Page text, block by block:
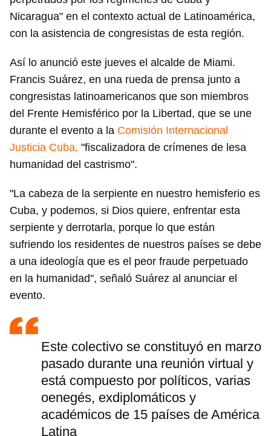
Nicaragua" en el contexto actual de Latinoamérica,
con la asistencia de congresistas de esta región.
Así lo anunció este jueves el alcalde de Miami.
Francis Suárez, en una rueda de prensa junto a
congresistas latinoamericanos que son miembros
del Frente Hemisférico por la Libertad, que se une
durante el evento a la Comisión Internacional
Justicia Cuba, "fiscalizadora de crímenes de lesa
humanidad del castrismo".
"La cabeza de la serpiente en nuestro hemisferio es
Cuba, y podemos, si Dios quiere, enfrentar esta
serpiente y derrotarla, porque lo que están
sufriendo los residentes de nuestros países se debe
a una ideología que es el peor fraude perpetuado
en la humanidad", señaló Suárez al anunciar el
evento.
Este colectivo se constituyó en marzo
pasado durante una reunión virtual y
está compuesto por políticos, varias
oenegés, exdiplomáticos y
académicos de 15 países de América
Latina